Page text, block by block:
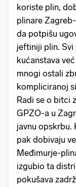
koriste plin,
plinare
da potpišu
jeftiniji plin.
kućanstava
mnogi ostali
kompliciranoj
Radi se o bitci
GPZO-a u
javnu opskrbu.
pak dobivaju
Međimurje-
izgubio ta
pokušava